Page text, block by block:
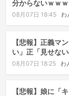
分からないｗｗｗ
08月07日 18:45 わ
【悲報】正義マ
い」正「見せな
08月07日 18:25 わ
【悲報】娘に「